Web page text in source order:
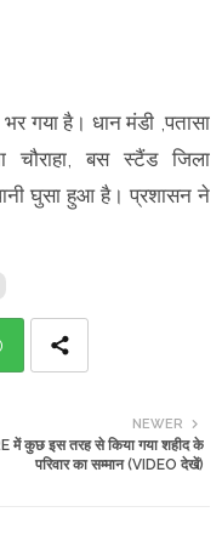
गया है। धान मंडी ,पतासा
चौराहा, बस स्टैंड जिला
घुसा हुआ है। प्रशासन ने
NEWER
में कुछ इस तरह से किया गया शहीद के
परिवार का सम्मान (VIDEO देखें)